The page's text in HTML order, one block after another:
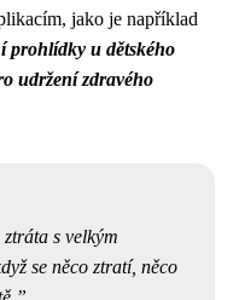
jako je například
prohlídky u dětského
udržení zdravého
s velkým
se něco ztratí, něco